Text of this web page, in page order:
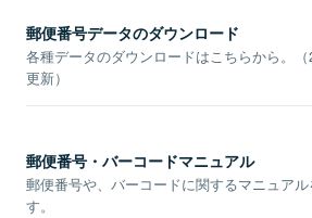
郵便番号データのダウンロード
各種データのダウンロードはこちらから。（
更新）
郵便番号・バーコードマニュアル
郵便番号や、バーコードに関するマニュアル
す。